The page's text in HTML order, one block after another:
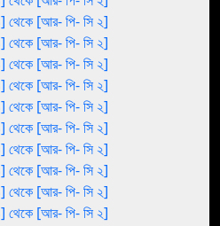
থেকে [আর- পি- সি ২]
থেকে [আর- পি- সি ২]
থেকে [আর- পি- সি ২]
থেকে [আর- পি- সি ২]
থেকে [আর- পি- সি ২]
থেকে [আর- পি- সি ২]
থেকে [আর- পি- সি ২]
থেকে [আর- পি- সি ২]
থেকে [আর- পি- সি ২]
থেকে [আর- পি- সি ২]